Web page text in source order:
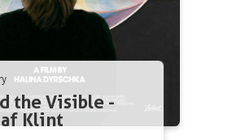
the Visible -
Klint